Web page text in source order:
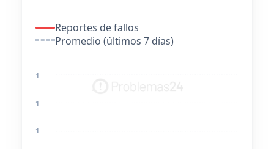
Reportes de fallos
Promedio (últimos 7 días)
1
1
1